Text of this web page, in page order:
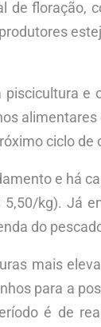
de
ciclo de
e há
kg). Já
do
mais
para a
é de